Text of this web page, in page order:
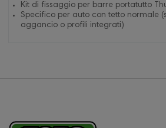
Kit di fissaggio per barre portatutto
Specifico per auto con tetto normale
aggancio o profili integrati)